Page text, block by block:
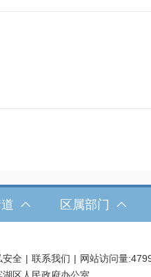
区属部门
安全 | 联系我们 | 网站访问量: